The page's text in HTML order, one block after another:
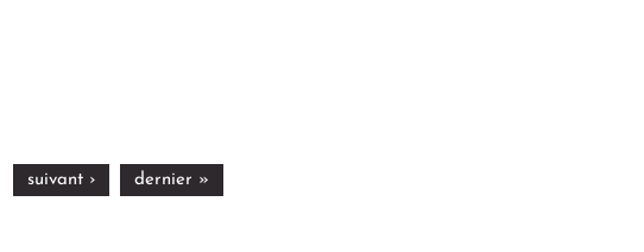
suivant › dernier »